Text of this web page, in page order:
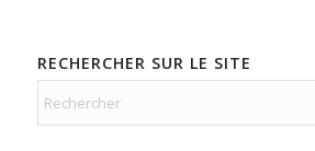
RECHERCHER SUR LE SITE